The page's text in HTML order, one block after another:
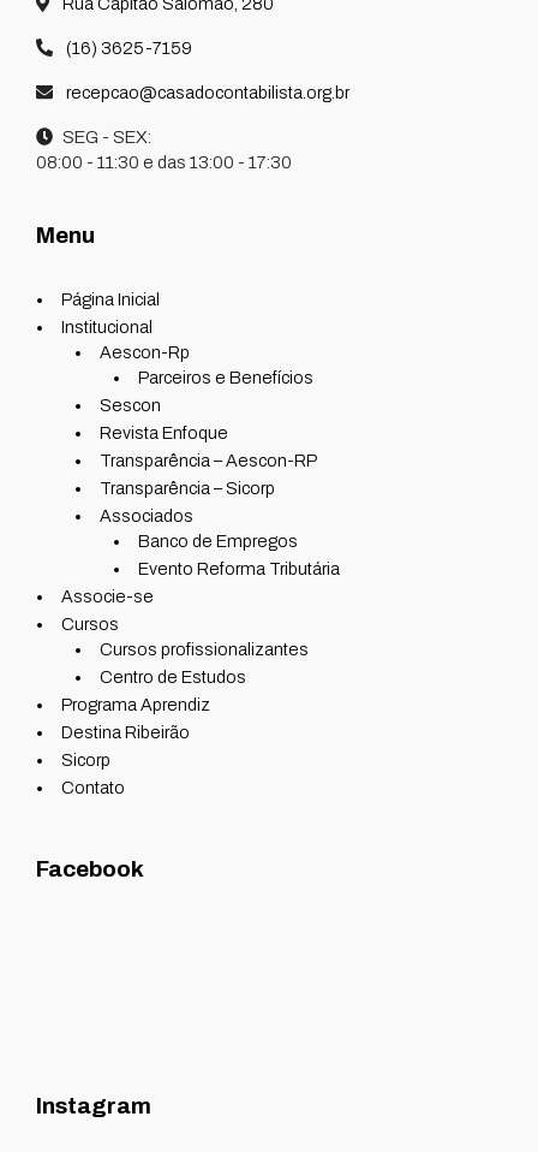
(16) 3625-7159
recepcao@casadocontabilista.org.br
SEG - SEX:
08:00 - 11:30 e das 13:00 - 17:30
Menu
Página Inicial
Institucional
Aescon-Rp
Parceiros e Benefícios
Sescon
Revista Enfoque
Transparência – Aescon-RP
Transparência – Sicorp
Associados
Banco de Empregos
Evento Reforma Tributária
Associe-se
Cursos
Cursos profissionalizantes
Centro de Estudos
Programa Aprendiz
Destina Ribeirão
Sicorp
Contato
Facebook
Instagram